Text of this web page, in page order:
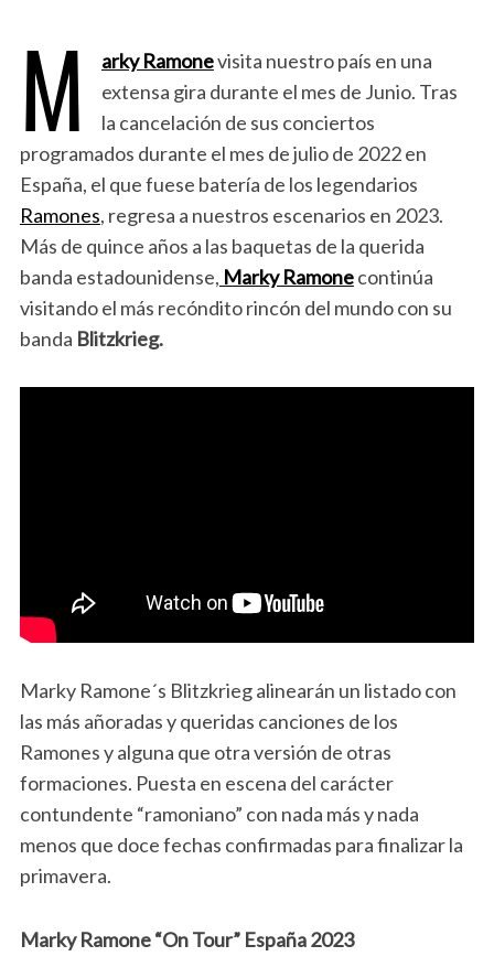
M arky Ramonevisita nuestro país en una
extensa gira durante el mes de Junio. Tras
la cancelación de sus conciertos
programados durante el mes de julio de 2022 en
España, el que fuese batería de los legendarios
Ramones, regresa a nuestros escenarios en 2023.
Más de quince años a las baquetas de la querida
banda estadounidense, Marky Ramonecontinúa
visitando el más recóndito rincón del mundo con su
banda Blitzkrieg.
Marky Ramone´s Blitzkrieg alinearán un listado con
las más añoradas y queridas canciones de los
Ramones y alguna que otra versión de otras
formaciones. Puesta en escena del carácter
contundente “ramoniano” con nada más y nada
menos que doce fechas confirmadas para finalizar la
primavera.
Marky Ramone “On Tour” España 2023